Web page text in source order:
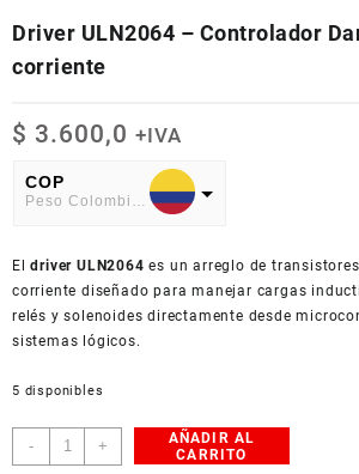
Driver ULN2064 – Controlador
corriente
$ 3.600,0 +IVA
COP
Peso Colombiano
American Dollar
Eldriver ULN2064 es un arreglo de
corriente diseñado para manejar cargas
relés y solenoides directamente desde
sistemas lógicos.
5 disponibles
-
Driver
ULN2064
+
AÑADIR AL
CARRITO